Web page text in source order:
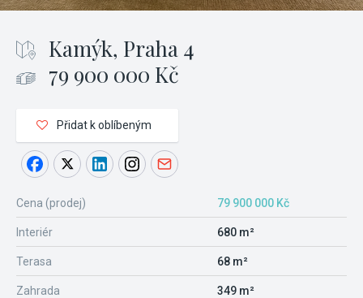
Kamýk, Praha 4
79 900 000 Kč
Přidat k oblíbeným
Cena (prodej) 79 900 000 Kč
Interiér 680 m²
Terasa 68 m²
Zahrada 349 m²